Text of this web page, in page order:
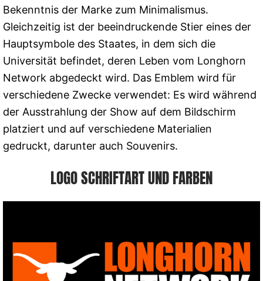
Bekenntnis der Marke zum Minimalismus.
Gleichzeitig ist der beeindruckende Stier eines der
Hauptsymbole des Staates, in dem sich die
Universität befindet, deren Leben vom Longhorn
Network abgedeckt wird. Das Emblem wird für
verschiedene Zwecke verwendet: Es wird während
der Ausstrahlung der Show auf dem Bildschirm
platziert und auf verschiedene Materialien
gedruckt, darunter auch Souvenirs.
LOGO SCHRIFTART UND FARBEN